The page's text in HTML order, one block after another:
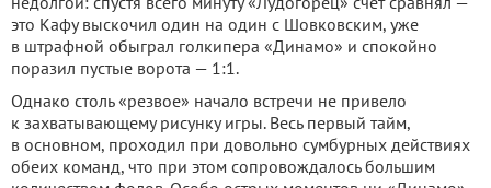
это Кафу выскочил один на один с Шовковским, уже
в штрафной обыграл голкипера «Динамо» и спокойно
поразил пустые ворота — 1:1.
Однако столь «резвое» начало встречи не привело
к захватывающему рисунку игры. Весь первый тайм,
в основном, проходил при довольно сумбурных действиях
обеих команд, что при этом сопровождалось большим